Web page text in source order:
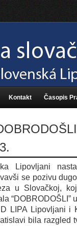
Kontakt Časopis
Lipovljani
se pozivu
u Slovačkoj,
“DOBRODOŠLI”
LIPA Lipovljani i
bila razgled